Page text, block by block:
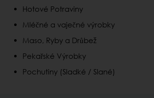
Hotové Potraviny
Mléčné a vaječné výrobky
Maso, Ryby a Drůbež
Pekařské Výrobky
Pochutiny (Sladké / Slané)